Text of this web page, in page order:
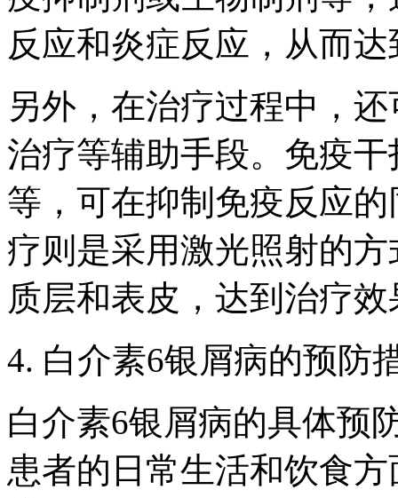
反应和炎症反应，从而
另外，在治疗过程中，
治疗等辅助手段。免疫
等，可在抑制免疫反应
疗则是采用激光照射的
质层和表皮，达到治疗效
4. 白介素6银屑病的预防
白介素6银屑病的具体预
患者的日常生活和饮食